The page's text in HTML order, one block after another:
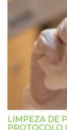
LIMPEZA DE
PROTOCOLO